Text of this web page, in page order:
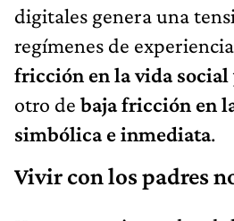
digitales genera una
regímenes de
fricción en la vida social
otro de baja fricción en
simbólica e inmediata.
Vivir con los padres